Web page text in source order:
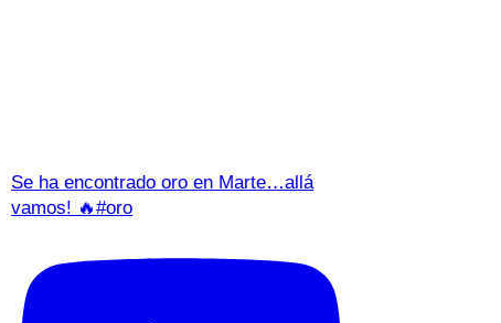
Se ha encontrado oro en Marte…allá
vamos! 🔥#oro